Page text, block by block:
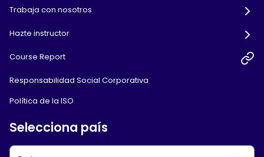
Trabaja con nosotros
Hazte instructor
Course Report
Responsabilidad Social Corporativa
Política de la ISO
Selecciona país